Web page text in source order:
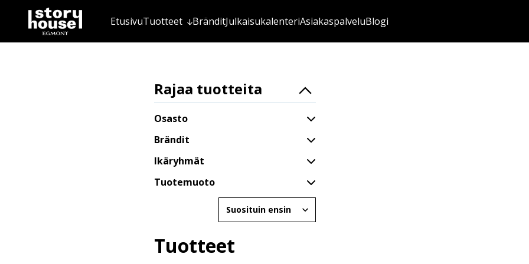
EtusivuTuotteet BränditJulkaisukalenteriAsiakaspalveluBlogi
Rajaa tuotteita
Osasto
Brändit
Ikäryhmät
Tuotemuoto
Järjestä
Tuotteet